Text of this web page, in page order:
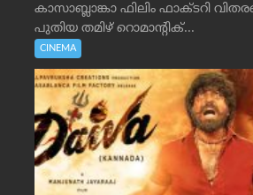
കാസാബ്ലാങ്കാ ഫിലിം ഫാക്ടറി
പുതിയ തമിഴ് റൊമാന്റിക്...
CINEMA